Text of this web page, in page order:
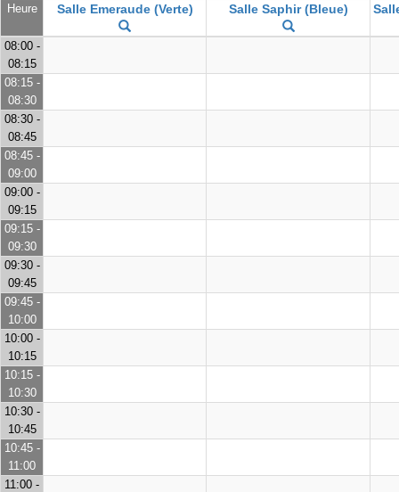
Heure Salle Emeraude (Verte) Salle Saphir (Bleue)
08:00 -
08:15
08:15 -
08:30
08:30 -
08:45
08:45 -
09:00
09:00 -
09:15
09:15 -
09:30
09:30 -
09:45
09:45 -
10:00
10:00 -
10:15
10:15 -
10:30
10:30 -
10:45
10:45 -
11:00
11:00 -